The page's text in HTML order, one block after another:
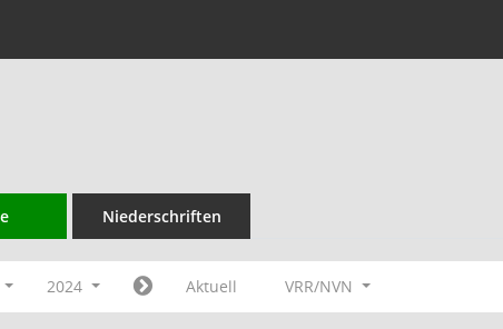
Niederschriften
2024 Aktuell VRR/NVN